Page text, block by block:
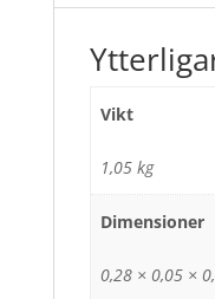
Vikt
1,05 kg
Dimensioner
0,28 × 0,05 ×